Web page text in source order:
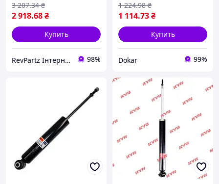
2 918.68₴
3 207.34 ₴
Купить
RevPartz Інтернет-магазин автозапчастин 98%
1 114.73₴
1 224.98 ₴
Купить
Dokar 99%